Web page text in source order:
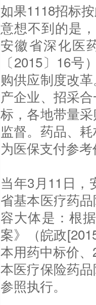
如果1118招标
意想不到的是
安徽省深化医
〔2015〕16
购供应制度改
产企业、招采
标，各地带量
监督。药品、
为医保支付参
当年3月11日
省基本医疗药
容大体是：根
案》（皖政
本用药中标价
本医疗保险药
参照执行。